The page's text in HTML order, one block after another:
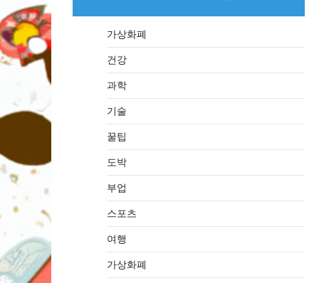
가상화폐
건강
과학
기술
꿀팁
도박
부업
스포츠
여행
가상화폐